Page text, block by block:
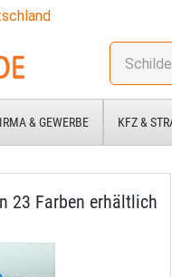
Stichwort:
& GEWERBE KFZ &
23 Farben erhältlich